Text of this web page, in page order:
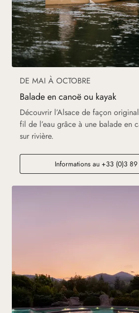
DE MAI À OCTOBRE
Balade en canoë ou kayak
Découvrir l’Alsace de façon
fil de l’eau grâce à une balade en
sur rivière.
Informations au +33 (0)3